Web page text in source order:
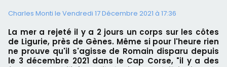
Charles Monti le Vendredi 17 Décembre 2021 à 17:36
La mer a rejeté il y a 2 jours un corps sur les côtes
de Ligurie, près de Gènes. Même si pour l'heure rien
ne prouve qu'il s'agisse de Romain disparu depuis
le 3 décembre 2021 dans le Cap Corse, "il y a des